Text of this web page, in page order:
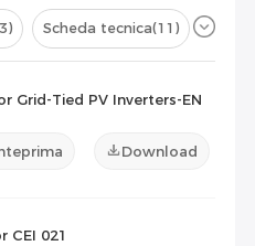
Scheda tecnica(11)
Grid-Tied PV Inverters-EN
Download
CEI 021